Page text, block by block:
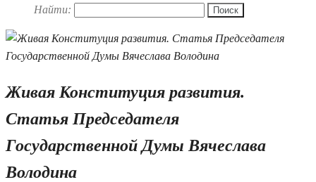
Найти:
Живая Конституция развития.
Статья Председателя
Государственной Думы Вячеслава
Володина